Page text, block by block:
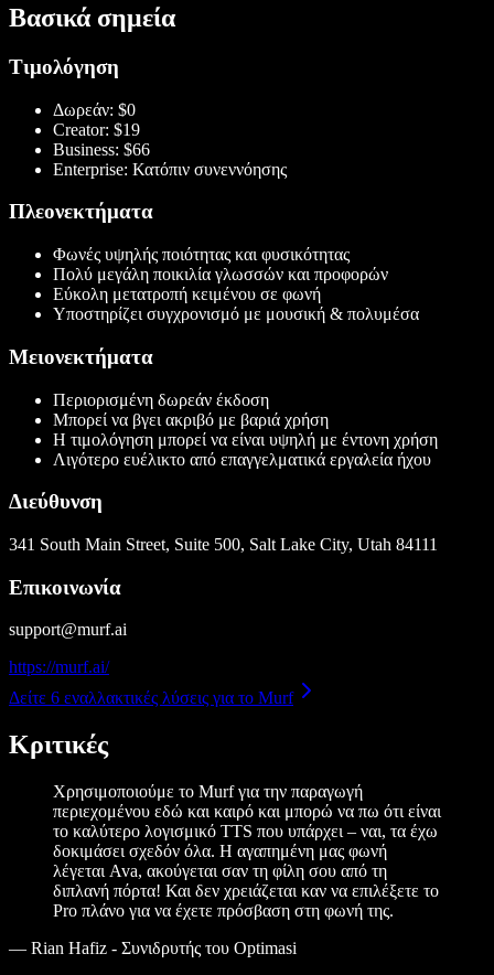
Βασικά σημεία
Τιμολόγηση
Δωρεάν: $0
Creator: $19
Business: $66
Enterprise: Κατόπιν συνεννόησης
Πλεονεκτήματα
Φωνές υψηλής ποιότητας και φυσικότητας
Πολύ μεγάλη ποικιλία γλωσσών και προφορών
Εύκολη μετατροπή κειμένου σε φωνή
Υποστηρίζει συγχρονισμό με μουσική & πολυμέσα
Μειονεκτήματα
Περιορισμένη δωρεάν έκδοση
Μπορεί να βγει ακριβό με βαριά χρήση
Η τιμολόγηση μπορεί να είναι υψηλή με έντονη χρήση
Λιγότερο ευέλικτο από επαγγελματικά εργαλεία ήχου
Διεύθυνση
341 South Main Street, Suite 500, Salt Lake City, Utah 84111
Επικοινωνία
support@murf.ai
https://murf.ai/
Δείτε 6 εναλλακτικές λύσεις για το Murf
Κριτικές
Χρησιμοποιούμε το Murf για την παραγωγή
περιεχομένου εδώ και καιρό και μπορώ να πω ότι είναι
το καλύτερο λογισμικό TTS που υπάρχει – ναι, τα έχω
δοκιμάσει σχεδόν όλα. Η αγαπημένη μας φωνή
λέγεται Ava, ακούγεται σαν τη φίλη σου από τη
διπλανή πόρτα! Και δεν χρειάζεται καν να επιλέξετε το
Pro πλάνο για να έχετε πρόσβαση στη φωνή της.
— Rian Hafiz - Συνιδρυτής του Optimasi